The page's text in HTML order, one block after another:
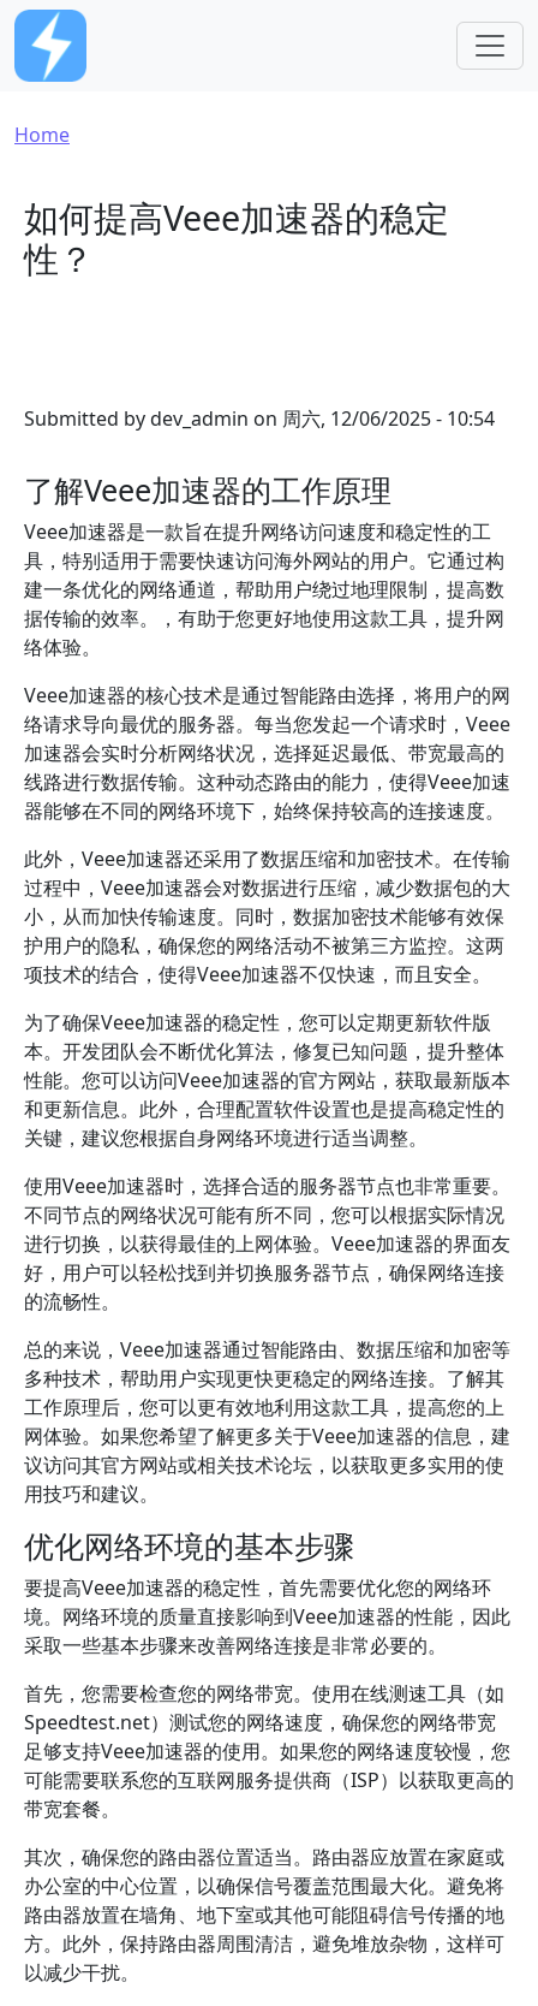
Skip to main content
Breadcrumb
Home
如何提高Veee加速器的稳定
性？
Submitted bydev_admin on 周六, 12/06/2025 - 10:54
了解Veee加速器的工作原理
Veee加速器是一款旨在提升网络访问速度和稳定性的工
具，特别适用于需要快速访问海外网站的用户。它通过构
建一条优化的网络通道，帮助用户绕过地理限制，提高数
据传输的效率。，有助于您更好地使用这款工具，提升网
络体验。
Veee加速器的核心技术是通过智能路由选择，将用户的网
络请求导向最优的服务器。每当您发起一个请求时，Veee
加速器会实时分析网络状况，选择延迟最低、带宽最高的
线路进行数据传输。这种动态路由的能力，使得Veee加速
器能够在不同的网络环境下，始终保持较高的连接速度。
此外，Veee加速器还采用了数据压缩和加密技术。在传输
过程中，Veee加速器会对数据进行压缩，减少数据包的大
小，从而加快传输速度。同时，数据加密技术能够有效保
护用户的隐私，确保您的网络活动不被第三方监控。这两
项技术的结合，使得Veee加速器不仅快速，而且安全。
为了确保Veee加速器的稳定性，您可以定期更新软件版
本。开发团队会不断优化算法，修复已知问题，提升整体
性能。您可以访问Veee加速器的官方网站，获取最新版本
和更新信息。此外，合理配置软件设置也是提高稳定性的
关键，建议您根据自身网络环境进行适当调整。
使用Veee加速器时，选择合适的服务器节点也非常重要。
不同节点的网络状况可能有所不同，您可以根据实际情况
进行切换，以获得最佳的上网体验。Veee加速器的界面友
好，用户可以轻松找到并切换服务器节点，确保网络连接
的流畅性。
总的来说，Veee加速器通过智能路由、数据压缩和加密等
多种技术，帮助用户实现更快更稳定的网络连接。了解其
工作原理后，您可以更有效地利用这款工具，提高您的上
网体验。如果您希望了解更多关于Veee加速器的信息，建
议访问其官方网站或相关技术论坛，以获取更多实用的使
用技巧和建议。
优化网络环境的基本步骤
要提高Veee加速器的稳定性，首先需要优化您的网络环
境。网络环境的质量直接影响到Veee加速器的性能，因此
采取一些基本步骤来改善网络连接是非常必要的。
首先，您需要检查您的网络带宽。使用在线测速工具（如
Speedtest.net）测试您的网络速度，确保您的网络带宽
足够支持Veee加速器的使用。如果您的网络速度较慢，您
可能需要联系您的互联网服务提供商（ISP）以获取更高的
带宽套餐。
其次，确保您的路由器位置适当。路由器应放置在家庭或
办公室的中心位置，以确保信号覆盖范围最大化。避免将
路由器放置在墙角、地下室或其他可能阻碍信号传播的地
方。此外，保持路由器周围清洁，避免堆放杂物，这样可
以减少干扰。